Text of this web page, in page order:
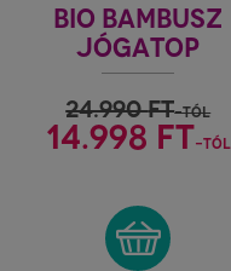
BIO BAMBUSZ
JÓGATOP
BRAVERY PINK
24.990FT-tól
14.998 FT-tól